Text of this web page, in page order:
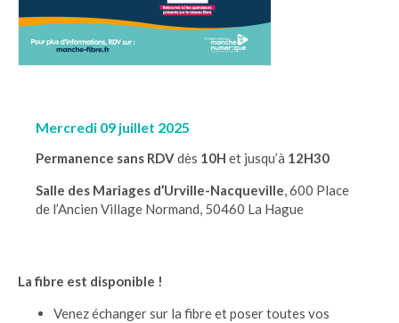
Mercredi 09 juillet 2025
Permanence sans RDVdès 10H et jusqu’à 12H30
Salle des Mariages d’Urville-Nacqueville, 600 Place
de l’Ancien Village Normand, 50460 La Hague
La fibre est disponible !
Venez échanger sur la fibre et poser toutes vos